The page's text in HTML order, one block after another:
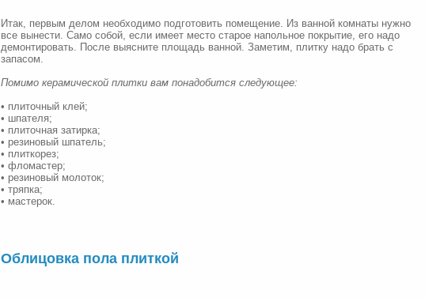
Итак, первым делом необходимо подготовить помещение. Из ванной комнаты нужно
все вынести. Само собой, если имеет место старое напольное покрытие, его надо
демонтировать. После выясните площадь ванной. Заметим, плитку надо брать с
запасом.
Помимо керамической плитки вам понадобится следующее:
• плиточный клей;
• шпателя;
• плиточная затирка;
• резиновый шпатель;
• плиткорез;
• фломастер;
• резиновый молоток;
• тряпка;
• мастерок.
Облицовка пола плиткой